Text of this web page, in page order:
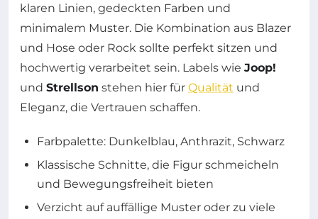
klaren Linien, gedeckten Farben und
minimalem Muster. Die Kombination aus Blazer
und Hose oder Rock sollte perfekt sitzen und
hochwertig verarbeitet sein. Labels wie Joop!
und Strellson stehen hier für Qualität und
Eleganz, die Vertrauen schaffen.
Farbpalette: Dunkelblau, Anthrazit, Schwarz
Klassische Schnitte, die Figur schmeicheln
und Bewegungsfreiheit bieten
Verzicht auf auffällige Muster oder zu viele